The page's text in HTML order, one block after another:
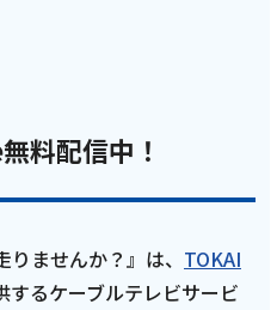
送開始】
料配信中！
りませんか？』は、 TOKAI
するケーブルテレビサービ